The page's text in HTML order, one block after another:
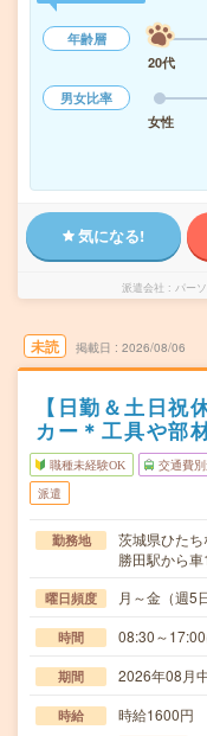
年齢層
20代
男女比率
女性
気になる!
派遣会社 パー
未読 掲載日 2026/08/06
【日勤＆土日祝
カー＊工具や部
職種未経験OK 交通費
派遣
勤務地
茨城県ひた
勝田駅から
曜日頻度 月～金（週5
時間 08:30～
期間 2026年08月
時給 時給1600円